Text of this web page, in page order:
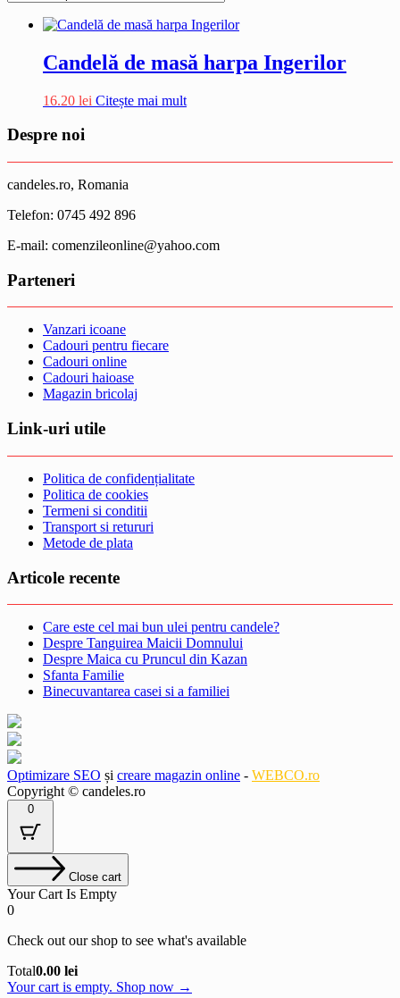
Candelă de masă harpa Ingerilor
16.20 lei Citește mai mult
Despre noi
candeles.ro, Romania
Telefon: 0745 492 896
E-mail: comenzileonline@yahoo.com
Parteneri
Vanzari icoane
Cadouri pentru fiecare
Cadouri online
Cadouri haioase
Magazin bricolaj
Link-uri utile
Politica de confidențialitate
Politica de cookies
Termeni si conditii
Transport si retururi
Metode de plata
Articole recente
Care este cel mai bun ulei pentru candele?
Despre Tanguirea Maicii Domnului
Despre Maica cu Pruncul din Kazan
Sfanta Familie
Binecuvantarea casei si a familiei
Optimizare SEO și creare magazin online - WEBCO.ro
Copyright © candeles.ro
0
Close cart
Your Cart Is Empty
0
Check out our shop to see what's available
Cart
Total:
Total0.00 lei
Your cart is empty. Shop now →